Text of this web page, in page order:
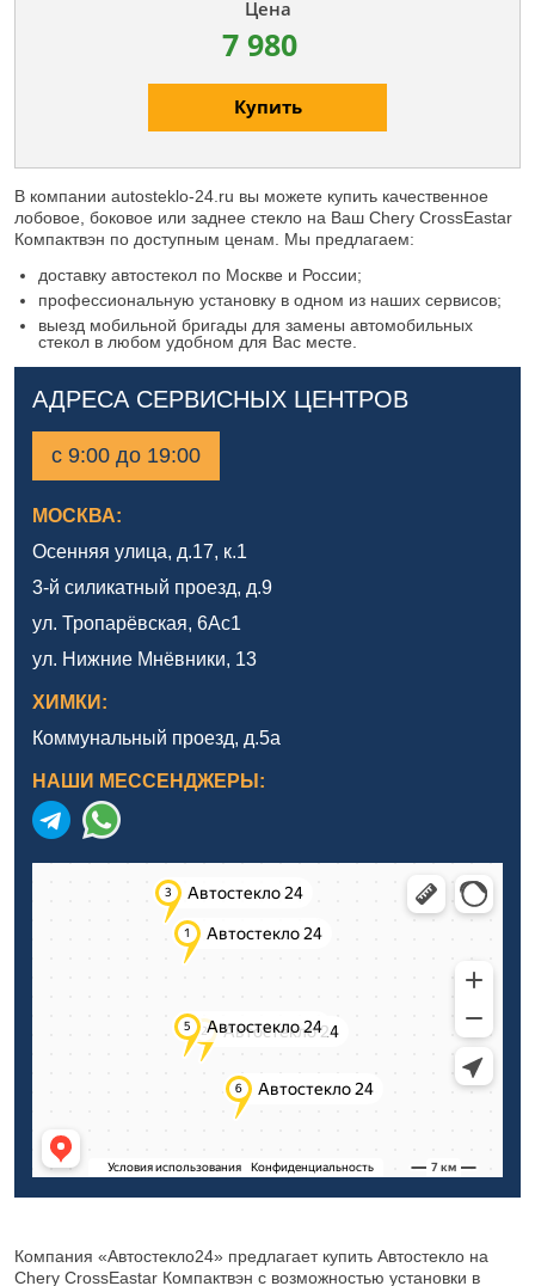
7 980
Купить
В компании autosteklo-24.ru вы можете купить качественное
лобовое, боковое или заднее стекло на Ваш Chery CrossEastar
Компактвэн по доступным ценам. Мы предлагаем:
доставку автостекол по Москве и России;
профессиональную установку в одном из наших сервисов;
выезд мобильной бригады для замены автомобильных
стекол в любом удобном для Вас месте.
АДРЕСА СЕРВИСНЫХ ЦЕНТРОВ
с 9:00 до 19:00
МОСКВА:
Осенняя улица, д.17, к.1
3-й силикатный проезд, д.9
ул. Тропарёвская, 6Ас1
ул. Нижние Мнёвники, 13
ХИМКИ:
Коммунальный проезд, д.5а
НАШИ МЕССЕНДЖЕРЫ:
Компания «Автостекло24» предлагает купить Автостекло на
Chery CrossEastar Компактвэн с возможностью установки в